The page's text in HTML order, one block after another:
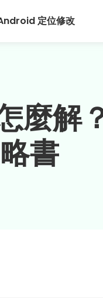
定位修改
麼解
略書